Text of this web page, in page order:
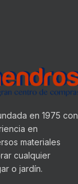
en 1975 con
en
materiales
cualquier
o jardín.